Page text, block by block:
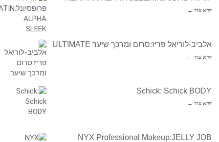
קרא עוד ←
אלביב-לוריאל פריז:סרום ומרכך שיער ULTIMATE
קרא עוד ←
Schick: Schick BODY
קרא עוד ←
NYX Professional Makeup:JELLY JOB